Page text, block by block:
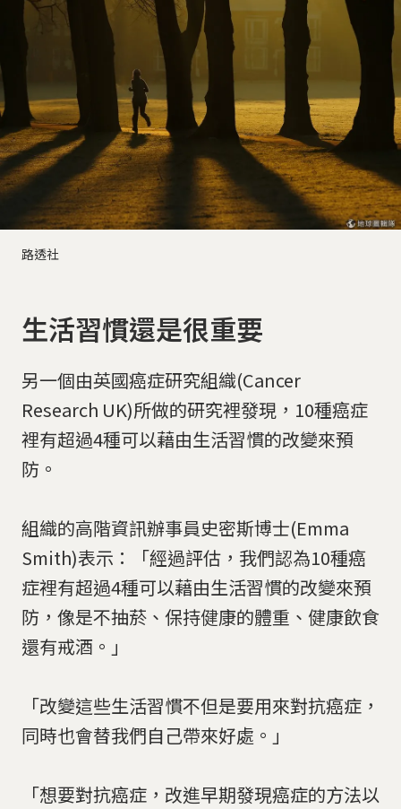
路透社
生活習慣還是很重要
另一個由英國癌症研究組織(Cancer
Research UK)所做的研究裡發現，10種癌症
裡有超過4種可以藉由生活習慣的改變來預
防。
組織的高階資訊辦事員史密斯博士(Emma
Smith)表示：「經過評估，我們認為10種癌
症裡有超過4種可以藉由生活習慣的改變來預
防，像是不抽菸、保持健康的體重、健康飲食
還有戒酒。」
「改變這些生活習慣不但是要用來對抗癌症，
同時也會替我們自己帶來好處。」
「想要對抗癌症，改進早期發現癌症的方法以